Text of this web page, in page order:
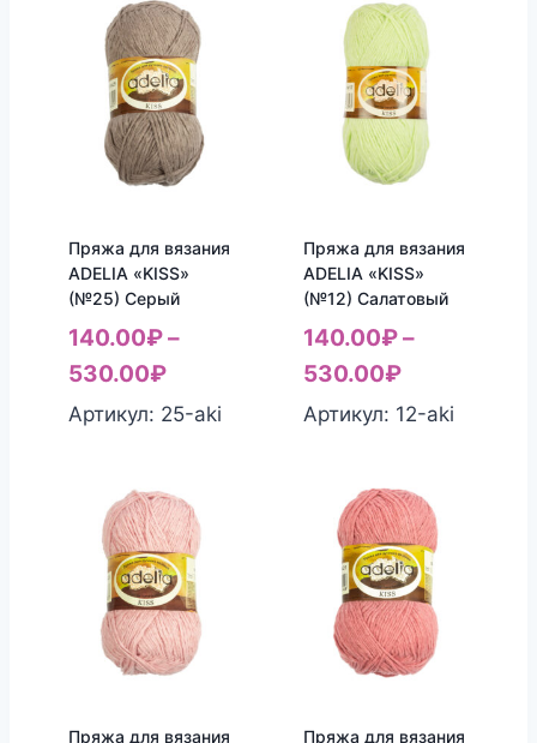
Пряжа для вязания
ADELIA «KISS»
(№25) Серый
140.00₽–
530.00₽
Артикул: 25-aki
Пряжа для вязания
ADELIA «KISS»
(№12) Салатовый
140.00₽–
530.00₽
Артикул: 12-aki
Пряжа для вязания
Пряжа для вязания